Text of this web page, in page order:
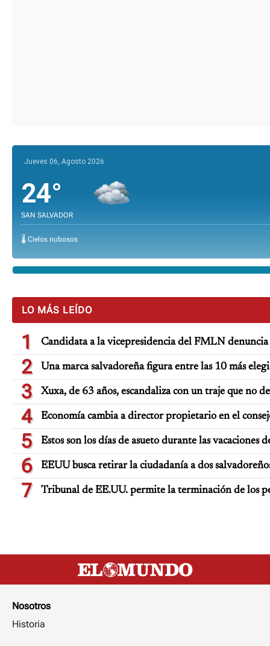
Jueves 06, Agosto 2026
24°
SAN SALVADOR
🌡️ Cielos nubosos
LO MÁS LEÍDO
1 Candidata a la vicepresidencia del FMLN
2 Una marca salvadoreña figura entre las 10 más
3 Xuxa, de 63 años, escandaliza con un traje que no
4 Economía cambia a director propietario en el
5 Estos son los días de asueto durante las vacaciones
6 EEUU busca retirar la ciudadanía a dos
7 Tribunal de EE.UU. permite la terminación de los
Nosotros
Historia